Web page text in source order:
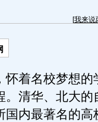
[我来说
着名校梦想的
清华、北大的
国内最著名的高